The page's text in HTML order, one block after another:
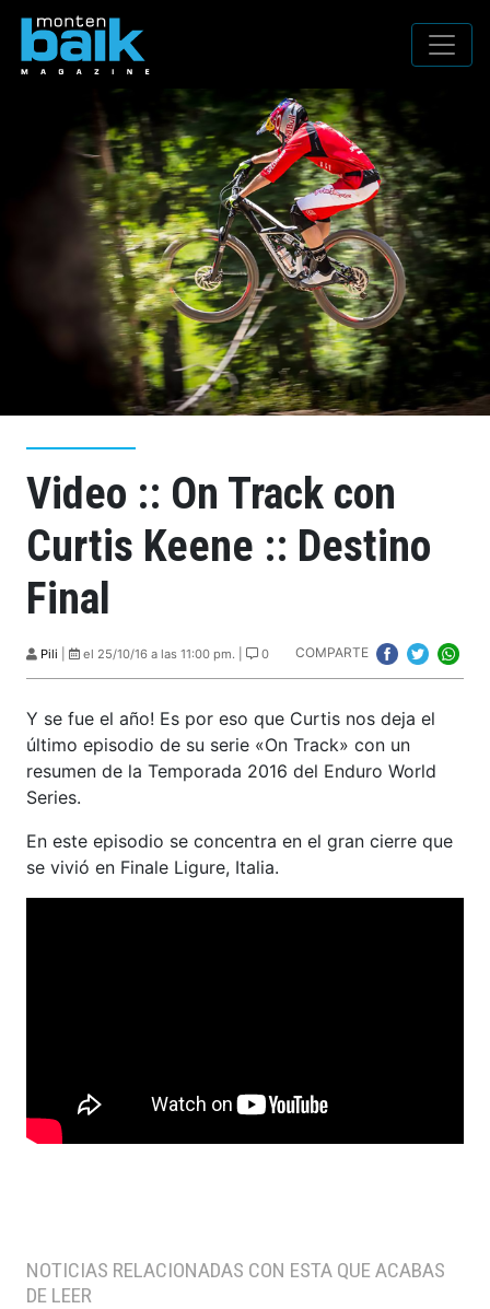
Video :: On Track con
Curtis Keene :: Destino
Final
Pili el 25/10/16 a las 11:00 pm. | 0 COMPARTE
Y se fue el año! Es por eso que Curtis nos deja el
último episodio de su serie «On Track» con un
resumen de la Temporada 2016 del Enduro World
Series.
En este episodio se concentra en el gran cierre que
se vivió en Finale Ligure, Italia.
NOTICIAS RELACIONADAS CON ESTA QUE ACABAS
DE LEER